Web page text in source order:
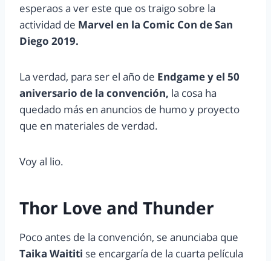
esperaos a ver este que os traigo sobre la
actividad de Marvel en la Comic Con de San
Diego 2019.
La verdad, para ser el año de Endgame y el 50
aniversario de la convención, la cosa ha
quedado más en anuncios de humo y proyecto
que en materiales de verdad.
Voy al lio.
Thor Love and Thunder
Poco antes de la convención, se anunciaba que
Taika Waititi se encargaría de la cuarta película